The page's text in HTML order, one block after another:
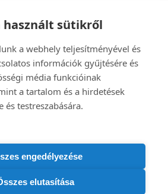
DISTRICTGATE s.r.o.
használt sütikről
a webhely teljesítményével és
információk gyűjtésére és
média funkcióinak
a tartalom és a hirdetések
és testreszabására.
engedélyezése
elutasítása